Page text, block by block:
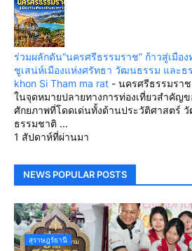
ร่วมผลักดัน“นครศรีธรรมราช” ก้าวสู่เมือ
ชูเสน่ห์เมืองแห่งศรัทธา วัฒนธรรม และธ
khon Si Tham ma rat - นครศรีธรรมรา
ในจุดหมายปลายทางการท่องเที่ยวสำคัญข
ศักยภาพที่โดดเด่นทั้งด้านประวัติศาสตร์
ธรรมชาติ ...
1 สัปดาห์ที่ผ่านมา
NEWS POPULAR POSTS
สุราษฎร์ธานี